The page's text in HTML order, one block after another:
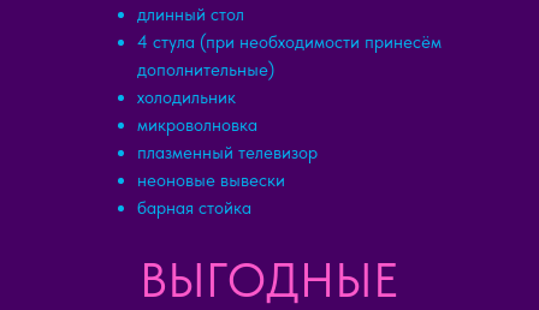
длинный стол
4 стула (при необходимости принесём
дополнительные)
холодильник
микроволновка
плазменный телевизор
неоновые вывески
барная стойка
ВЫГОДНЫЕ